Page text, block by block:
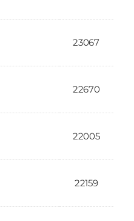
23067
22670
22005
22159